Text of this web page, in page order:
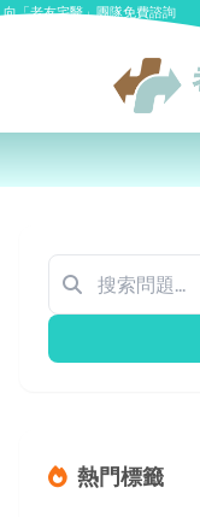
向「老友宅醫」團隊免費諮詢
熱門標籤